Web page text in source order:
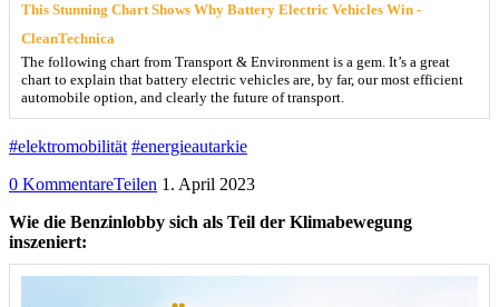
This Stunning Chart Shows Why Battery Electric Vehicles Win -
CleanTechnica
The following chart from Transport & Environment is a gem. It’s a great
chart to explain that battery electric vehicles are, by far, our most efficient
automobile option, and clearly the future of transport.
#elektromobilität #energieautarkie
0 KommentareTeilen 1. April 2023
Wie die Benzinlobby sich als Teil der Klimabewegung
inszeniert: